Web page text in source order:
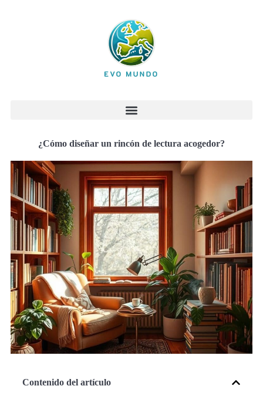
¿Cómo diseñar un rincón de lectura acogedor?
Contenido del artículo